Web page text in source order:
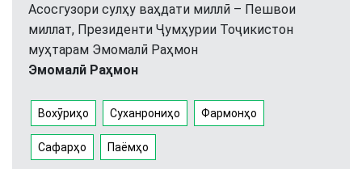
Асосгузори сулҳу ваҳдати миллӣ – Пешвои
миллат, Президенти Ҷумҳурии Тоҷикистон
муҳтарам Эмомалӣ Раҳмон
Эмомалӣ Раҳмон
Вохӯриҳо Суханрониҳо Фармонҳо
Сафарҳо Паёмҳо